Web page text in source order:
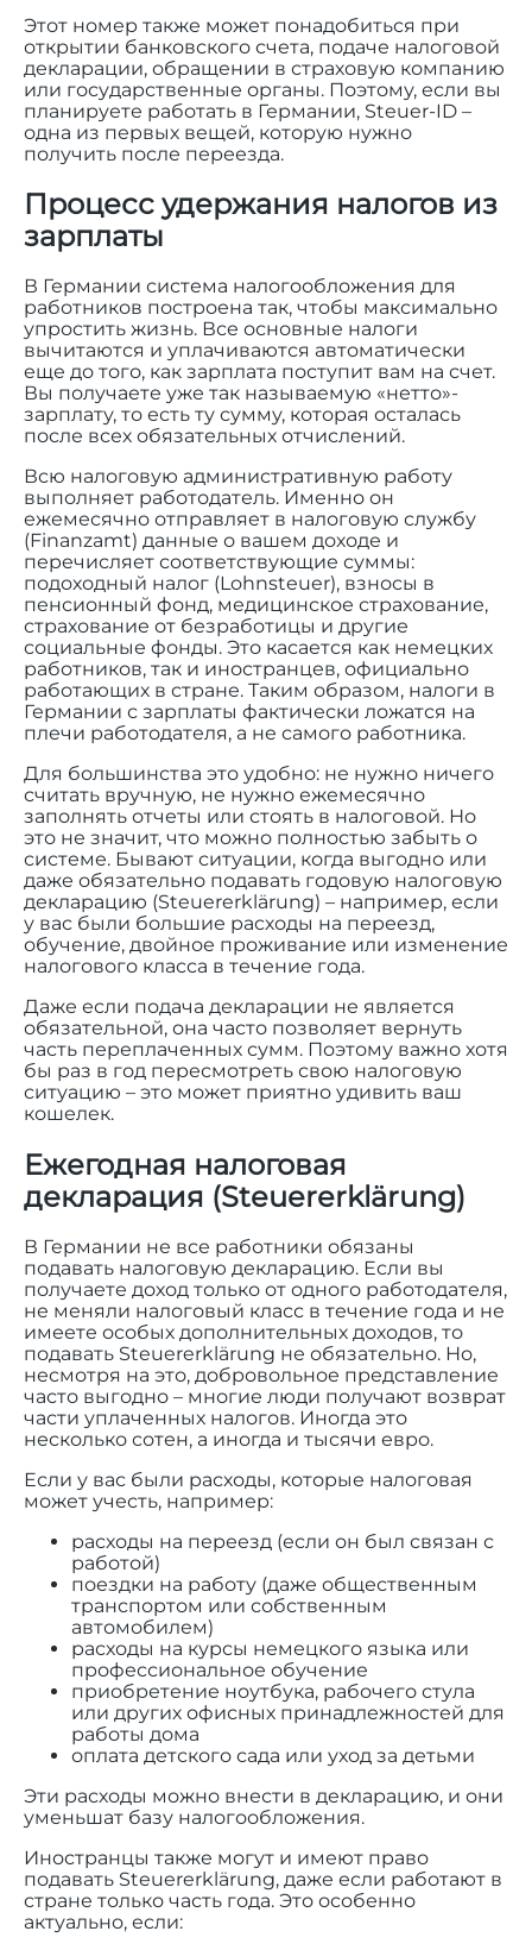
Этот номер также может понадобиться при
открытии банковского счета, подаче налоговой
декларации, обращении в страховую компанию
или государственные органы. Поэтому, если вы
планируете работать в Германии, Steuer-ID –
одна из первых вещей, которую нужно
получить после переезда.
Процесс удержания налогов из
зарплаты
В Германии система налогообложения для
работников построена так, чтобы максимально
упростить жизнь. Все основные налоги
вычитаются и уплачиваются автоматически
еще до того, как зарплата поступит вам на счет.
Вы получаете уже так называемую «нетто»-
зарплату, то есть ту сумму, которая осталась
после всех обязательных отчислений.
Всю налоговую административную работу
выполняет работодатель. Именно он
ежемесячно отправляет в налоговую службу
(Finanzamt) данные о вашем доходе и
перечисляет соответствующие суммы:
подоходный налог (Lohnsteuer), взносы в
пенсионный фонд, медицинское страхование,
страхование от безработицы и другие
социальные фонды. Это касается как немецких
работников, так и иностранцев, официально
работающих в стране. Таким образом, налоги в
Германии с зарплаты фактически ложатся на
плечи работодателя, а не самого работника.
Для большинства это удобно: не нужно ничего
считать вручную, не нужно ежемесячно
заполнять отчеты или стоять в налоговой. Но
это не значит, что можно полностью забыть о
системе. Бывают ситуации, когда выгодно или
даже обязательно подавать годовую налоговую
декларацию (Steuererklärung) – например, если
у вас были большие расходы на переезд,
обучение, двойное проживание или изменение
налогового класса в течение года.
Даже если подача декларации не является
обязательной, она часто позволяет вернуть
часть переплаченных сумм. Поэтому важно хотя
бы раз в год пересмотреть свою налоговую
ситуацию – это может приятно удивить ваш
кошелек.
Ежегодная налоговая
декларация (Steuererklärung)
В Германии не все работники обязаны
подавать налоговую декларацию. Если вы
получаете доход только от одного работодателя,
не меняли налоговый класс в течение года и не
имеете особых дополнительных доходов, то
подавать Steuererklärung не обязательно. Но,
несмотря на это, добровольное представление
часто выгодно – многие люди получают возврат
части уплаченных налогов. Иногда это
несколько сотен, а иногда и тысячи евро.
Если у вас были расходы, которые налоговая
может учесть, например:
расходы на переезд (если он был связан с
работой)
поездки на работу (даже общественным
транспортом или собственным
автомобилем)
расходы на курсы немецкого языка или
профессиональное обучение
приобретение ноутбука, рабочего стула
или других офисных принадлежностей для
работы дома
оплата детского сада или уход за детьми
Эти расходы можно внести в декларацию, и они
уменьшат базу налогообложения.
Иностранцы также могут и имеют право
подавать Steuererklärung, даже если работают в
стране только часть года. Это особенно
актуально, если: